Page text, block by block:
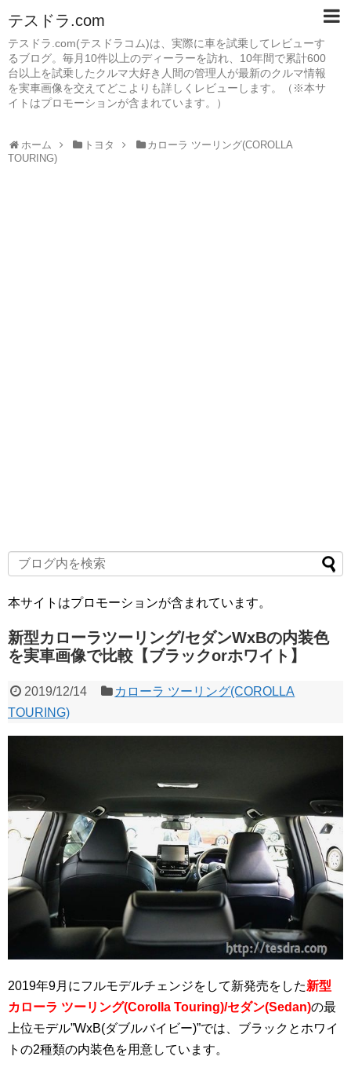
テスドラ.com
テスドラ.com(テスドラコム)は、実際に車を試乗してレビューす
るブログ。毎月10件以上のディーラーを訪れ、10年間で累計600
台以上を試乗したクルマ大好き人間の管理人が最新のクルマ情報
を実車画像を交えてどこよりも詳しくレビューします。（※本サ
イトはプロモーションが含まれています。）
ホーム トヨタ
カローラ ツーリング(COROLLA
TOURING)
本サイトはプロモーションが含まれています。
新型カローラツーリング/セダンWxBの内装色
を実車画像で比較【ブラックorホワイト】
2019/12/14
カローラ ツーリング(COROLLA
TOURING)
2019年9月にフルモデルチェンジをして新発売をした新型
カローラ ツーリング(Corolla Touring)/セダン(Sedan)の最
上位モデル”WxB(ダブルバイビー)”では、ブラックとホワイ
トの2種類の内装色を用意しています。